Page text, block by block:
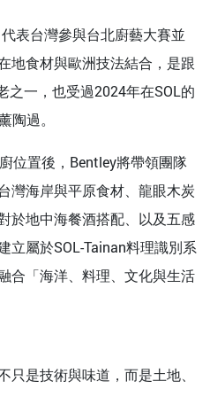
表台灣參與台北廚藝大賽並
地食材與歐洲技法結合，是跟
之一，也受過2024年在SOL的
陶過。
位置後，Bentley將帶領團隊
灣海岸與平原食材、龍眼木炭
於地中海餐酒搭配、以及五感
立屬於SOL-Tainan料理識別系
合「海洋、料理、文化與生活
是技術與味道，而是土地、